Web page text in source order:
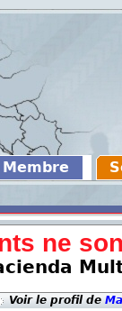
ne
Voir le profil de